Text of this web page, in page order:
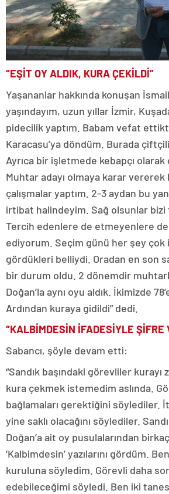
“EŞİT OY ALDIK, KURA ÇEKİLDİ”
Yaşananlar hakkında konuşan İsmail
yaşındayım, uzun yıllar İzmir,
pidecilik yaptım. Babam vefat
Karacasu’ya döndüm. Burada
Ayrıca bir işletmede kebapçı olarak
Muhtar adayı olmaya karar vererek
çalışmalar yaptım. 2-3 aydan bu
irtibat halindeyim. Sağ olsunlar
Tercih edenlere de etmeyenlere
ediyorum. Seçim günü her şey çok
gördükleri belliydi. Oradan en son
bir durum oldu. 2 dönemdir
Doğan’la aynı oyu aldık. İkimizde
Ardından kuraya gidildi” dedi.
“KALBİMDESİN İFADESİYLE ŞİFRE
Sabancı, şöyle devam etti:
“Sandık başındaki görevliler kurayı
kura çekmek istemedim aslında.
bağlamaları gerektiğini söylediler.
yine saklı olacağını söylediler.
Doğan’a ait oy pusulalarından
‘Kalbimdesin’ yazılarını gördüm.
kuruluna söyledim. Görevli daha
edebileceğimi söyledi. Ben iki